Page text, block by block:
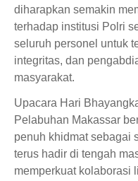
diharapkan semakin
terhadap institusi Polri
seluruh personel untuk
integritas, dan
masyarakat.
Upacara Hari
Pelabuhan Makassar
penuh khidmat sebagai
terus hadir di tengah
memperkuat kolaborasi